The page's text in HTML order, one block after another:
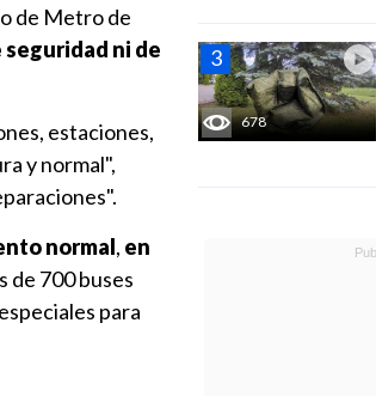
678
de Metro de
ni de
estaciones,
y normal",
normal, en
de 700 buses
para